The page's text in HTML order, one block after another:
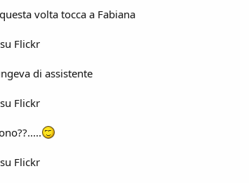
volta tocca a Fabiana
Flickr
di assistente
Flickr
Flickr